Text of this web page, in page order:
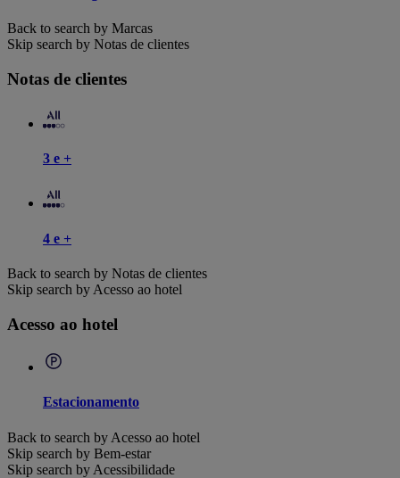
Back to search by Marcas
Skip search by Notas de clientes
Notas de clientes
3 e +
4 e +
Back to search by Notas de clientes
Skip search by Acesso ao hotel
Acesso ao hotel
Estacionamento
Back to search by Acesso ao hotel
Skip search by Bem-estar
Skip search by Acessibilidade